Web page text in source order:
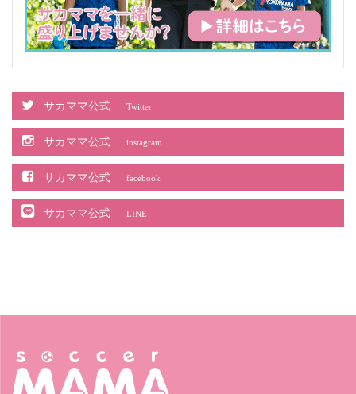
サカママ公式 Twitter
サカママ公式 instagram
サカママ公式 facebook
サカママ公式 LINE